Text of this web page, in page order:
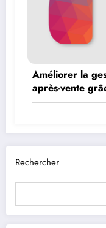
Améliorer la
après-vente
Rechercher